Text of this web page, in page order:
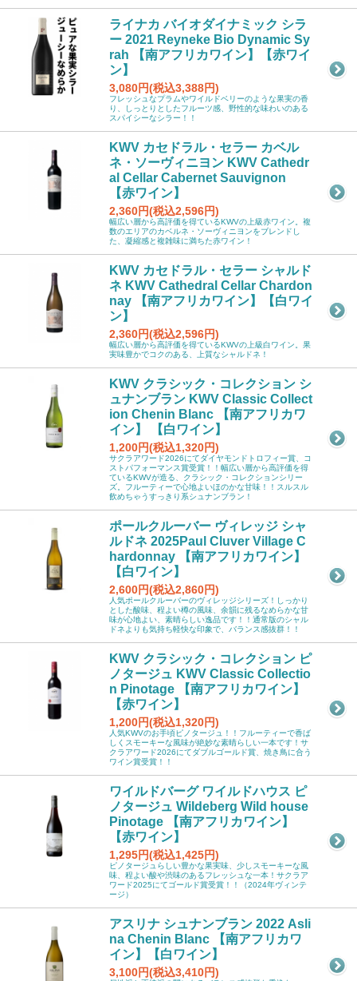
ライナカ バイオダイナミック シラ
ー 2021 Reyneke Bio Dynamic Sy
rah 【南アフリカワイン】【赤ワイ
ン】
3,080円(税込3,388円)
フレッシュなプラムやワイルドベリーのような果実の香
り、しっとりとしたフルーツ感、野性的な味わいのある
スパイシーなシラー！！
KWV カセドラル・セラー カベル
ネ・ソーヴィニヨン KWV Cathedr
al Cellar Cabernet Sauvignon
【赤ワイン】
2,360円(税込2,596円)
幅広い層から高評価を得ているKWVの上級赤ワイン。複
数のエリアのカベルネ・ソーヴィニヨンをブレンドし
た、凝縮感と複雑味に満ちた赤ワイン！
KWV カセドラル・セラー シャルド
ネ KWV Cathedral Cellar Chardon
nay 【南アフリカワイン】【白ワイ
ン】
2,360円(税込2,596円)
幅広い層から高評価を得ているKWVの上級白ワイン。果
実味豊かでコクのある、上質なシャルドネ！
KWV クラシック・コレクション シ
ュナンブラン KWV Classic Collect
ion Chenin Blanc 【南アフリカワ
イン】 【白ワイン】
1,200円(税込1,320円)
サクラアワード2026にてダイヤモンドトロフィー賞、コ
ストパフォーマンス賞受賞！！幅広い層から高評価を得
ているKWVが造る、クラシック・コレクションシリー
ズ。フルーティーで心地よいほのかな甘味！！スルスル
飲めちゃうすっきり系シュナンブラン！
ポールクルーバー ヴィレッジ シャ
ルドネ 2025Paul Cluver Village C
hardonnay 【南アフリカワイン】
【白ワイン】
2,600円(税込2,860円)
人気ポールクルーバーのヴィレッジシリーズ！しっかり
とした酸味、程よい樽の風味、余韻に残るなめらかな甘
味が心地よい、素晴らしい逸品です！！通常版のシャル
ドネよりも気持ち軽快な印象で、バランス感抜群！！
KWV クラシック・コレクション ピ
ノタージュ KWV Classic Collectio
n Pinotage 【南アフリカワイン】
【赤ワイン】
1,200円(税込1,320円)
人気KWVのお手頃ピノタージュ！！フルーティーで香ば
しくスモーキーな風味が絶妙な素晴らしい一本です！サ
クラアワード2026にてダブルゴールド賞、焼き鳥に合う
ワイン賞受賞！！
ワイルドバーグ ワイルドハウス ピ
ノタージュ Wildeberg Wild house
Pinotage 【南アフリカワイン】
【赤ワイン】
1,295円(税込1,425円)
ピノタージュらしい豊かな果実味、少しスモーキーな風
味、程よい酸や渋味のあるフレッシュな一本！サクラア
ワード2025にてゴールド賞受賞！！（2024年ヴィンテ
ージ）
アスリナ シュナンブラン 2022 Asli
na Chenin Blanc 【南アフリカワ
イン】【白ワイン】
3,100円(税込3,410円)